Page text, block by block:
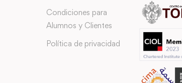
Condiciones para
Alumnos y Clientes
Política de privacidad